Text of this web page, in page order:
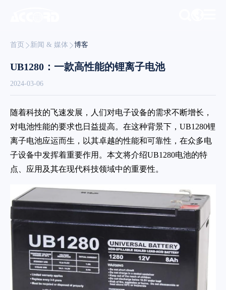
首页 新闻 & 媒体 博客
UB1280：一款高性能的锂离子电池
2024-03-06
随着科技的飞速发展，人们对电子设备的需求不断增长，
对电池性能的要求也日益提高。在这种背景下，UB1280锂
离子电池应运而生，以其卓越的性能和可靠性，在众多电
子设备中发挥着重要作用。本文将介绍UB1280电池的特
点、应用及其在现代科技领域中的重要性。